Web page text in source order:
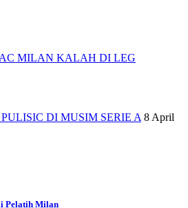
MILAN KALAH DI LEG
DI MUSIM SERIE A 8 April
Pelatih Milan